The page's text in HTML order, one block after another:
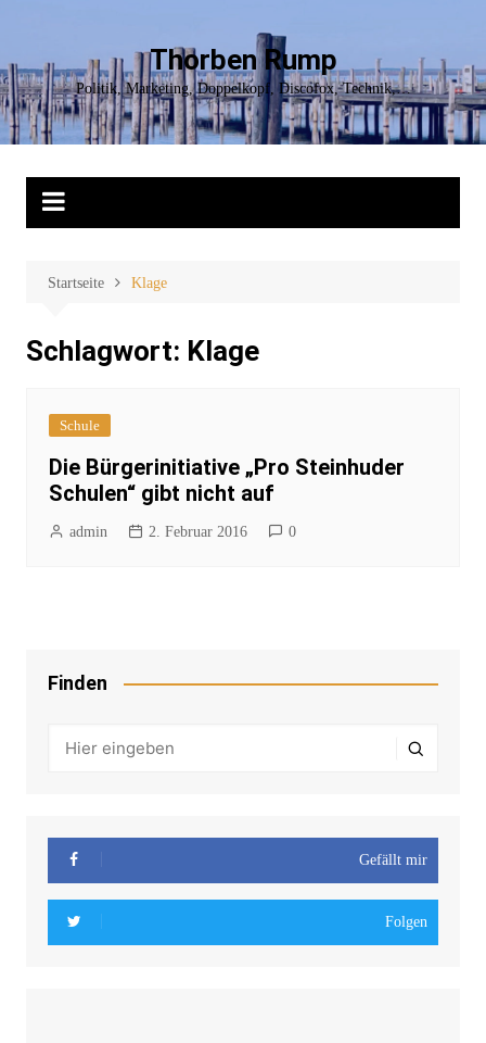
springen
Thorben Rump
Politik, Marketing, Doppelkopf, Discofox, Technik,…
Startseite Klage
Schlagwort: Klage
Schule
Die Bürgerinitiative „Pro Steinhuder
Schulen“ gibt nicht auf
admin 2. Februar 2016 0
Finden
Gefällt mir
Folgen